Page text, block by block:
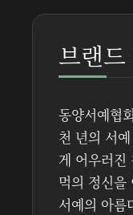
브랜드
동양서예협
천 년의 서
게 어우러진
먹의 정신을
서예의 아름